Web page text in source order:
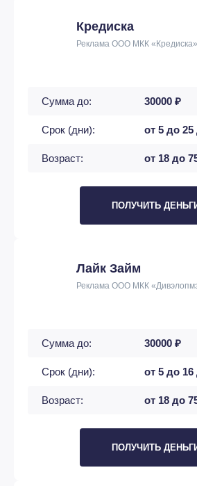
Кредиска
Реклама ООО МКК «Кредиска»
Сумма до: 30000 ₽
Срок (дни): от 5 до 25
Возраст: от 18 до
ПОЛУЧИТЬ
Лайк Займ
Реклама ООО МКК
Сумма до: 30000 ₽
Срок (дни): от 5 до 16
Возраст: от 18 до
ПОЛУЧИТЬ